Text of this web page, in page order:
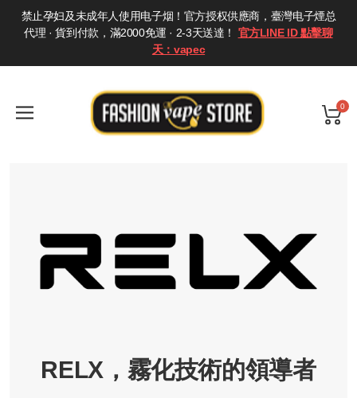
禁止孕妇及未成年人使用电子烟！官方授权供應商，臺灣电子煙总
代理 · 貨到付款，滿2000免運 · 2-3天送達！ 官方LINE ID 點擊聊
天：vapec
0
RELX，霧化技術的領導者